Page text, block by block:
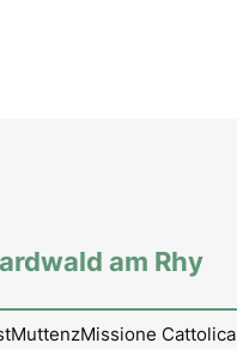
am Rhy
MuttenzMissione Cattolica